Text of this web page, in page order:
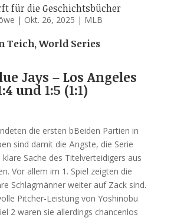
für die Geschichtsbücher
| Okt. 26, 2025 | MLB
Teich, World Series
Jays – Los Angeles
und 1:5 (1:1)
die ersten bBeiden Partien in
sind damit die Ängste, die Serie
Sache des Titelverteidigers aus
Vor allem im 1. Spiel zeigten die
Schlagmänner weiter auf Zack sind.
Pitcher-Leistung von Yoshinobu
2 waren sie allerdings chancenlos